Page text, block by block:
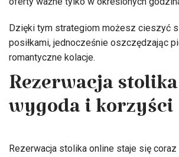
Dzięki tym strategiom możesz cieszyć
posiłkami, jednocześnie oszczędzając
romantyczne kolacje.
Rezerwacja
wygoda i korzyści
Rezerwacja stolika online staje się